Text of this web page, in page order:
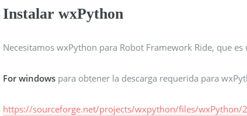
Instalar wxPython
Necesitamos wxPython para Robot Framework Ride, que
For windows para obtener la descarga requerida para
https://sourceforge.net/projects/wxpython/files/wxPython/